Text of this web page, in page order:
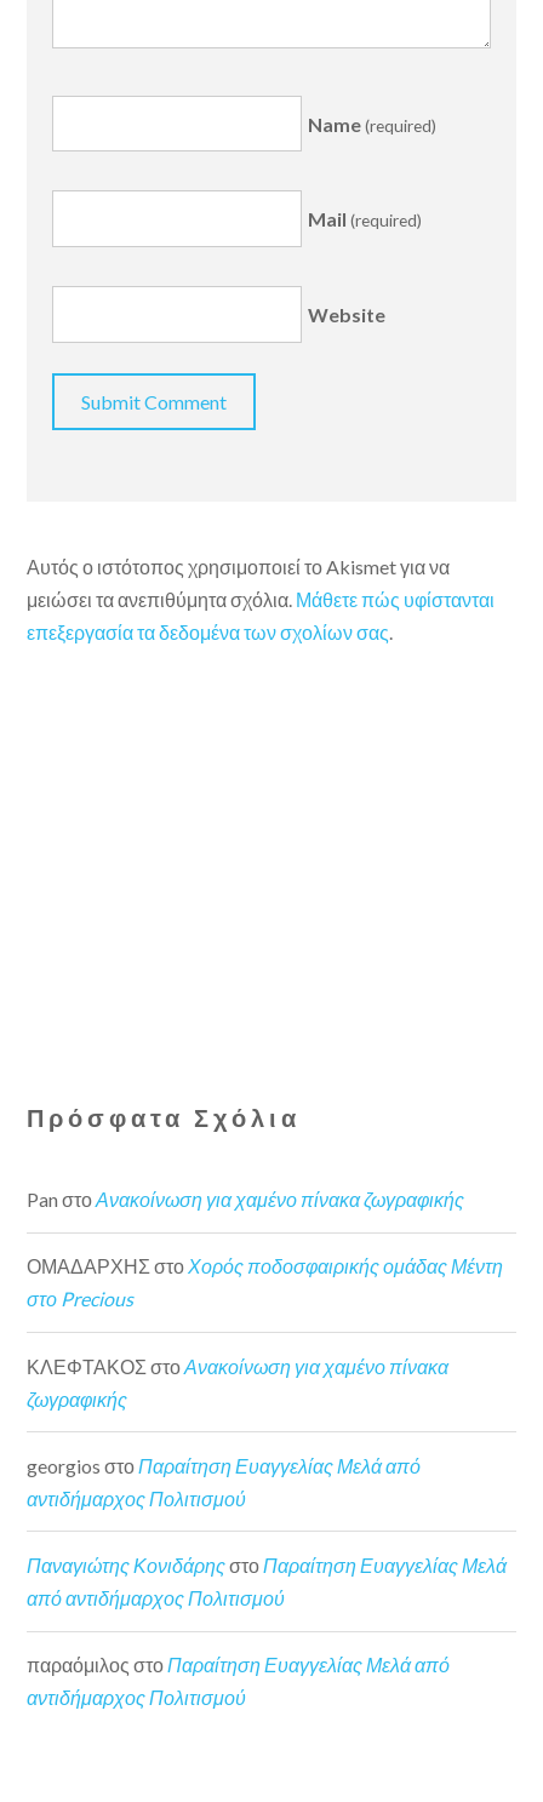
Name(required)
Mail (required)
Website
Αυτός ο ιστότοπος χρησιμοποιεί το Akismet για να
μειώσει τα ανεπιθύμητα σχόλια. Μάθετε πώς υφίστανται
επεξεργασία τα δεδομένα των σχολίων σας.
Πρόσφατα Σχόλια
Pan στοΑνακοίνωση για χαμένο πίνακα ζωγραφικής
ΟΜΑΔΑΡΧΗΣ στοΧορός ποδοσφαιρικής ομάδας Μέντη
στο Precious
ΚΛΕΦΤΑΚΟΣ στοΑνακοίνωση για χαμένο πίνακα
ζωγραφικής
georgios στο Παραίτηση Ευαγγελίας Μελά από
αντιδήμαρχος Πολιτισμού
Παναγιώτης ΚονιδάρηςστοΠαραίτηση Ευαγγελίας Μελά
από αντιδήμαρχος Πολιτισμού
παραόμιλος στοΠαραίτηση Ευαγγελίας Μελά από
αντιδήμαρχος Πολιτισμού